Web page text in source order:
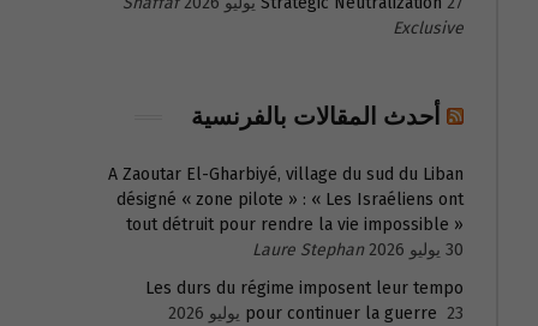
Exclusive
أحدث المقالات بالفرنسية
A Zaoutar El-Gharbiyé, village du sud du Liban
désigné « zone pilote » : « Les Israéliens ont
tout détruit pour rendre la vie impossible »
30 يوليو 2026
Laure Stephan
Les durs du régime imposent leur tempo
pour continuer la guerre 23 يوليو 2026